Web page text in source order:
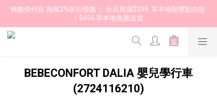
轉數快付款 再獲2%折扣優惠 ｜ 全店買滿$299  享本地順豐點自提
｜$450 享本地免費送貨
BEBECONFORT DALIA 嬰兒學行車
(2724116210)